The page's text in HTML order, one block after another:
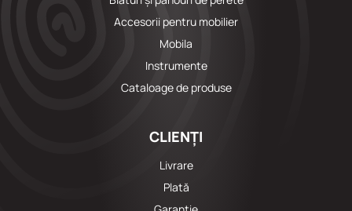
Accesorii pentru mobilier
Mobila
Instrumente
Cataloage de produse
CLIENȚI
Livrare
Plată